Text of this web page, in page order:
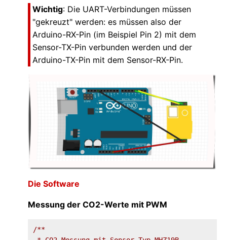
Wichtig: Die UART-Verbindungen müssen
"gekreuzt" werden: es müssen also der
Arduino-RX-Pin (im Beispiel Pin 2) mit dem
Sensor-TX-Pin verbunden werden und der
Arduino-TX-Pin mit dem Sensor-RX-Pin.
Die Software
Messung der CO2-Werte mit PWM
/**